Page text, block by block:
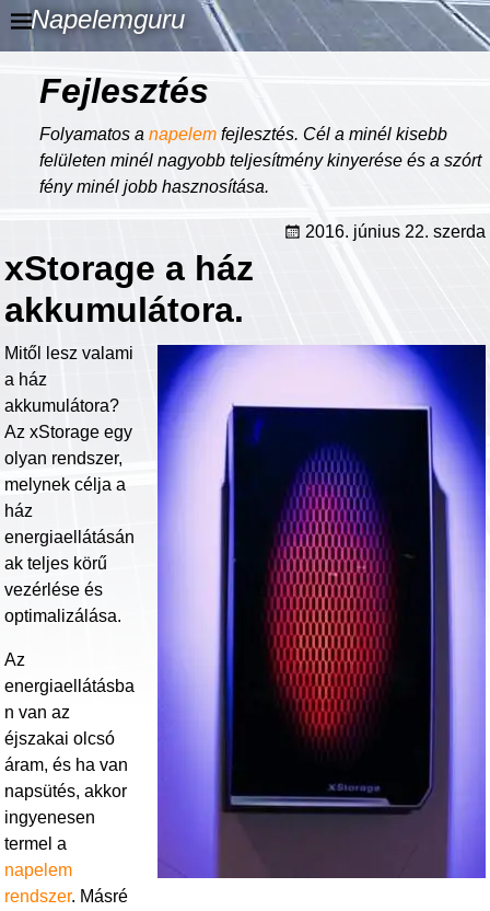
Napelemguru
Fejlesztés
Folyamatos anapelem fejlesztés. Cél a minél kisebb
felületen minél nagyobb teljesítmény kinyerése és a szórt
fény minél jobb hasznosítása.
2016. június 22. szerda
xStorage a ház
akkumulátora.
Mitől lesz valami
a ház
akkumulátora?
Az xStorage egy
olyan rendszer,
melynek célja a
ház
energiaellátásán
ak teljes körű
vezérlése és
optimalizálása.
Az
energiaellátásba
n van az
éjszakai olcsó
áram, és ha van
napsütés, akkor
ingyenesen
termel a
napelem
rendszer. Másré